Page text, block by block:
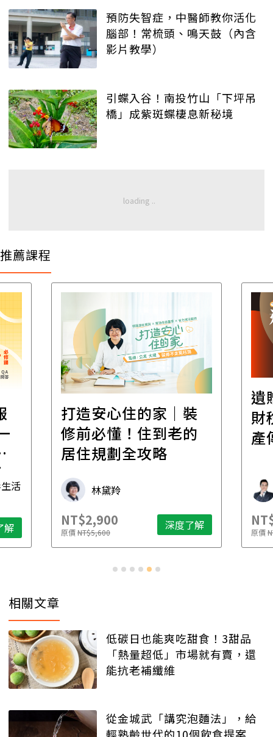
預防失智症，中醫師教你活化
腦部！常梳頭、鳴天鼓（內含
影片教學）
引蝶入谷！南投竹山「下坪吊
橋」成紫斑蝶棲息新秘境
推薦課程
活
解
打造安心住的家｜裝
修前必懂！住到老的
居住規劃全攻略
林黛羚
NT$2,900
原價NT$5,600 深度了解
遺
財
產
原價
相關文章
低碳日也能爽吃甜食！3甜品
「熱量超低」市場就有賣，還
能抗老補纖維
從金城武「講究泡麵法」，給